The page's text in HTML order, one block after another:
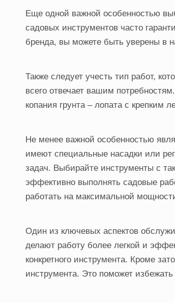
Еще одной важной особенностью
садовых инструментов часто
бренда, вы можете быть уверены в
Также следует учесть тип работ,
всего отвечает вашим
копания грунта – лопата с крепким
Не менее важной особенностью
имеют специальные насадки или
задач. Выбирайте инструменты с
эффективно выполнять садовые
работать на максимальной
Один из ключевых аспектов
делают работу более легкой и
конкретного инструмента. Кроме
инструмента. Это поможет